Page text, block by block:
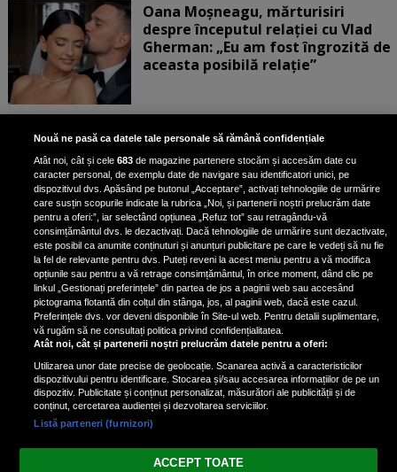
Oana Moșneagu, mărturisiri
despre începutul relației cu Vlad
Gherman: „Eu am fost îngrozită de
aceasta posibilă relație”
Unde locuiesc Alberto Guță și
iubita lui, după ce au plecat din
casa Narcisei Balaban: „Noi
suntem într-o casă cu două-trei
etaje”
Oana Roman, achiziție după
achiziție. Suma exorbitantă pe
care a scos-o din buzunar pentru o
pereche de ochelari de soare și un
parfum
Nouă ne pasă ca datele tale personale să rămână confidențiale
Atât noi, cât și cele683 de magazine partenere stocăm și accesăm date cu
caracter personal, de exemplu date de navigare sau identificatori unici, pe
dispozitivul dvs. Apăsând pe butonul „Acceptare”, activați tehnologiile de urmărire
care susțin scopurile indicate la rubrica „Noi, și partenerii noștri prelucrăm date
pentru a oferi:”, iar selectând opțiunea „Refuz tot” sau retragându-vă
consimțământul dvs. le dezactivați. Dacă tehnologiile de urmărire sunt dezactivate,
este posibil ca anumite conținuturi și anunțuri publicitare pe care le vedeți să nu fie
la fel de relevante pentru dvs. Puteți reveni la acest meniu pentru a vă modifica
opțiunile sau pentru a vă retrage consimțământul, în orice moment, dând clic pe
linkul „Gestionați preferințele” din partea de jos a paginii web sau accesând
pictograma flotantă din colțul din stânga, jos, al paginii web, dacă este cazul.
Preferințele dvs. vor deveni disponibile în Site-ul web. Pentru detalii suplimentare,
vă rugăm să ne consultați politica privind confidențialitatea.
Atât noi, cât și partenerii noștri prelucrăm datele pentru a oferi:
Utilizarea unor date precise de geolocație. Scanarea activă a caracteristicilor
dispozitivului pentru identificare. Stocarea și/sau accesarea informațiilor de pe un
dispozitiv. Publicitate și conținut personalizat, măsurători ale publicității și de
conținut, cercetarea audienței și dezvoltarea serviciilor.
Listă parteneri (furnizori)
ACCEPT TOATE